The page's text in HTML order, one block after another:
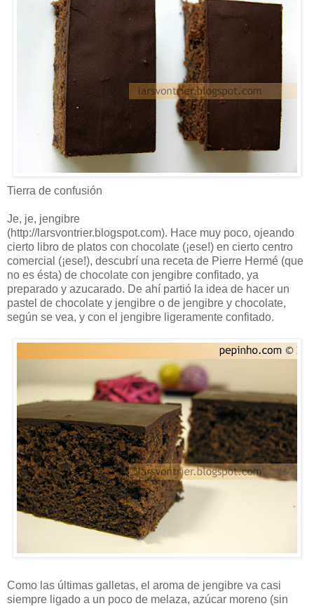
Tierra de confusión
Je, je, jengibre
(http://larsvontrier.blogspot.com). Hace muy poco, ojeando
cierto libro de platos con chocolate (¡ese!) en cierto centro
comercial (¡ese!), descubrí una receta de Pierre Hermé (que
no es ésta) de chocolate con jengibre confitado, ya
preparado y azucarado. De ahí partió la idea de hacer un
pastel de chocolate y jengibre o de jengibre y chocolate,
según se vea, y con el jengibre ligeramente confitado.
Como las últimas galletas, el aroma de jengibre va casi
siempre ligado a un poco de melaza, azúcar moreno (sin